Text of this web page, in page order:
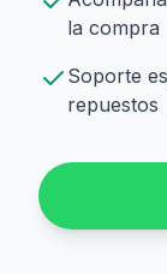
la compra
Soporte
repuestos